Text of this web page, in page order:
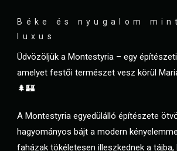
Béke és nyugalom
luxus
Üdvözöljük a Montestyria – egy
amelyet festői természet vesz körül
🌲🏰
A Montestyria egyedülálló építészete
hagyományos bájt a modern
faházak tökéletesen illeszkednek a tájba,